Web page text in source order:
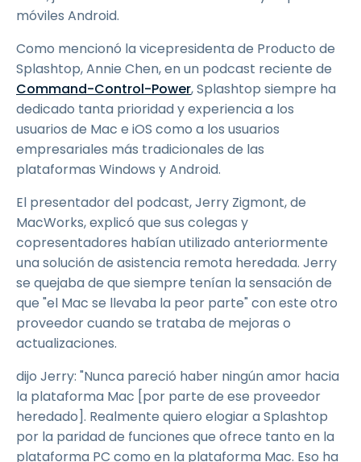
móviles Android.
Como mencionó la vicepresidenta de Producto de
Splashtop, Annie Chen, en un podcast reciente de
Command-Control-Power, Splashtop siempre ha
dedicado tanta prioridad y experiencia a los
usuarios de Mac e iOS como a los usuarios
empresariales más tradicionales de las
plataformas Windows y Android.
El presentador del podcast, Jerry Zigmont, de
MacWorks, explicó que sus colegas y
copresentadores habían utilizado anteriormente
una solución de asistencia remota heredada. Jerry
se quejaba de que siempre tenían la sensación de
que "el Mac se llevaba la peor parte" con este otro
proveedor cuando se trataba de mejoras o
actualizaciones.
dijo Jerry: "Nunca pareció haber ningún amor hacia
la plataforma Mac [por parte de ese proveedor
heredado]. Realmente quiero elogiar a Splashtop
por la paridad de funciones que ofrece tanto en la
plataforma PC como en la plataforma Mac. Eso ha